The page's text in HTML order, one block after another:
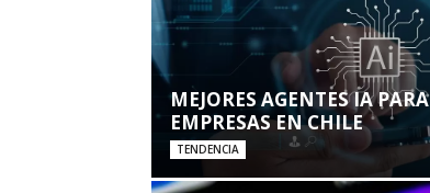
MEJORES AGENTES IA PARA
EMPRESAS EN CHILE
TENDENCIA